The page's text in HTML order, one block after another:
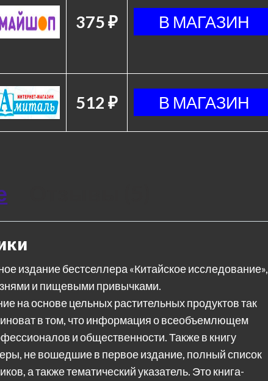
375 ₽
512 ₽
издание бестселлера «Китайское исследование»,
и пищевыми привычками.
на основе цельных растительных продуктов так
в том, что информация о всеобъемлющем
и общественности. Также в книгу
не вошедшие в первое издание, полный список
а также тематический указатель. Это книга-